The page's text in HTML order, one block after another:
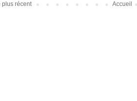
plus récent Accueil